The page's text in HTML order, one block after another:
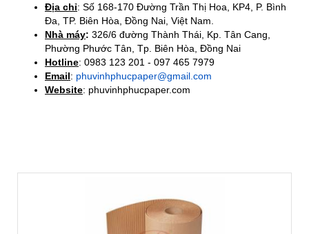
Địa chỉ: Số 168-170 Đường Trần Thị Hoa, KP4, P. Bình
Đa, TP. Biên Hòa, Đồng Nai, Việt Nam.
Nhà máy: 326/6 đường Thành Thái, Kp. Tân Cang,
Phường Phước Tân, Tp. Biên Hòa, Đồng Nai
Hotline: 0983 123 201 - 097 465 7979
Email: phuvinhphucpaper@gmail.com
Website: phuvinhphucpaper.com